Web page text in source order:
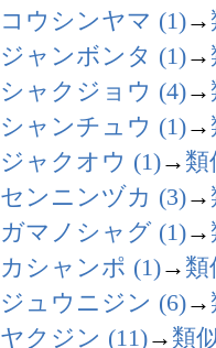
コウシンヤマ (1)→
ジャンボンタ (1)→
シャクジョウ (4)→
シャンチュウ (1)→
ジャクオウ (1)→ 類
センニンヅカ (3)→
ガマノシャグ (1)→
カシャンポ (1)→ 類
ジュウニジン (6)→
ヤクジン (11)→ 類